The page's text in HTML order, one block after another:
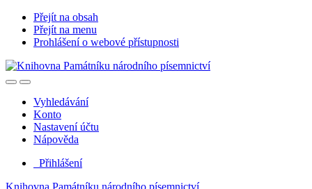
Přejít na obsah
Přejít na menu
Prohlášení o webové přístupnosti
Vyhledávání
Konto
Nastavení účtu
Nápověda
Přihlášení
Knihovna Památníku národního písemnictví